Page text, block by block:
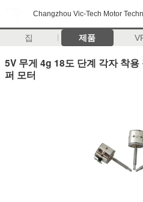
Changzhou Vic-Tech Motor
집 제품
5V 무게 4g 18도 단계 각자 착
퍼 모터